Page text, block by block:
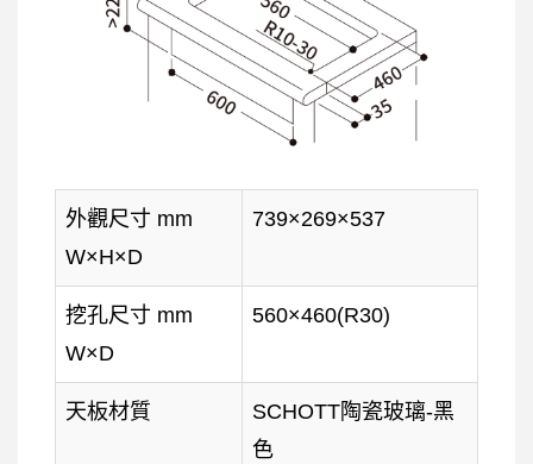
外觀尺寸 mm
W×H×D
739×269×537
挖孔尺寸 mm
W×D
560×460(R30)
天板材質
SCHOTT陶瓷玻璃-黑
色